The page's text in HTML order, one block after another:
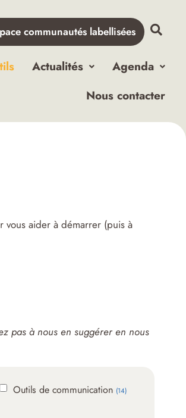
communautés labellisées
Actualités
Agenda
Nous contacter
vous aider à démarrer (puis à
pas à nous en suggérer ennous
Outils de communication (14)